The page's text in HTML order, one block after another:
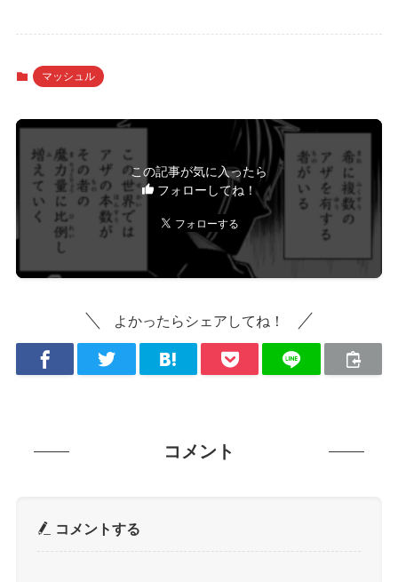
マッシュル
この記事が気に入ったら
フォローしてね！
よかったらシェアしてね！
コメント
コメントする